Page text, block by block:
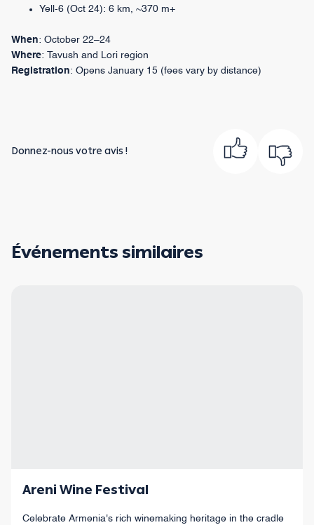
Yell-6 (Oct 24): 6 km, ~370 m+
When: October 22–24
Where: Tavush and Lori region
Registration: Opens January 15 (fees vary by distance)
Donnez-nous votre avis !
Événements similaires
Areni Wine Festival
Celebrate Armenia's rich winemaking heritage in the cradle